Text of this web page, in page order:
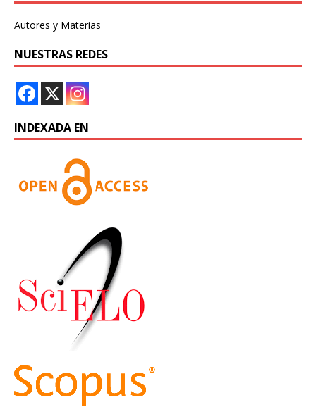
Autores y Materias
NUESTRAS REDES
INDEXADA EN